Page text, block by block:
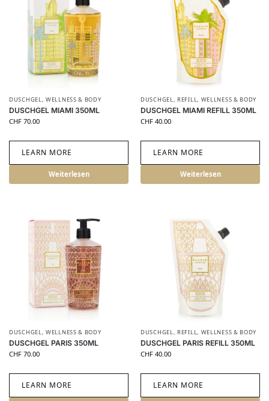
DUSCHGEL,WELLNESS & BODY
DUSCHGEL MIAMI 350ML
CHF 70.00
LEARN MORE
Weiterlesen
DUSCHGEL, REFILL, WELLNESS & BODY
DUSCHGEL MIAMI REFILL 350ML
CHF 40.00
LEARN MORE
Weiterlesen
DUSCHGEL,WELLNESS & BODY
DUSCHGEL PARIS 350ML
CHF 70.00
LEARN MORE
DUSCHGEL, REFILL, WELLNESS & BODY
DUSCHGEL PARIS REFILL 350ML
CHF 40.00
LEARN MORE